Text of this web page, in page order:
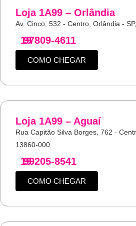
Loja 1A99 – Orlândia
Av. Cinco, 532 - Centro, Orlândia -
19
97809-4611
COMO CHEGAR
Loja 1A99 – Aguaí
Rua Capitão Silva Borges, 762 -
13860-000
19
99205-8541
COMO CHEGAR